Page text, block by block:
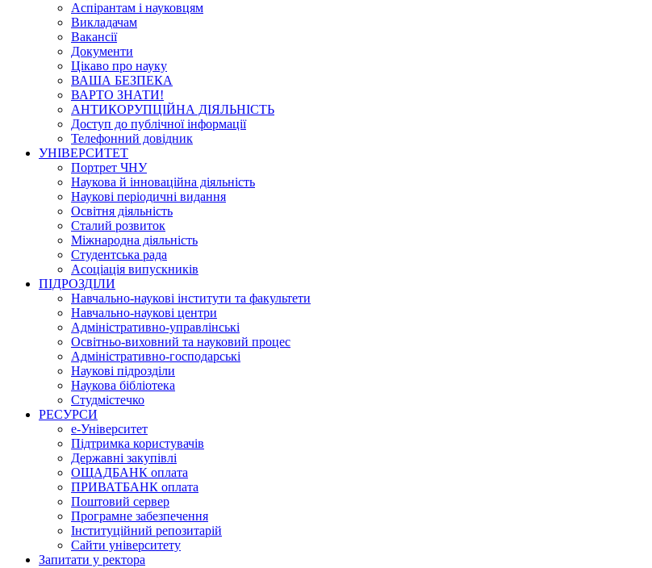
Аспірантам і науковцям
Викладачам
Вакансії
Документи
Цікаво про науку
ВАША БЕЗПЕКА
ВАРТО ЗНАТИ!
АНТИКОРУПЦІЙНА ДІЯЛЬНІСТЬ
Доступ до публічної інформації
Телефонний довідник
УНІВЕРСИТЕТ
Портрет ЧНУ
Наукова й інноваційна діяльність
Наукові періодичні видання
Освітня діяльність
Сталий розвиток
Міжнародна діяльність
Студентська рада
Асоціація випускників
ПІДРОЗДІЛИ
Навчально-наукові інститути та факультети
Навчально-наукові центри
Адміністративно-управлінські
Освітньо-виховний та науковий процес
Адміністративно-господарські
Наукові підрозділи
Наукова бібліотека
Студмістечко
РЕСУРСИ
е-Університет
Підтримка користувачів
Державні закупівлі
ОЩАДБАНК оплата
ПРИВАТБАНК оплата
Поштовий сервер
Програмне забезпечення
Інституційний репозитарій
Сайти університету
Запитати у ректора